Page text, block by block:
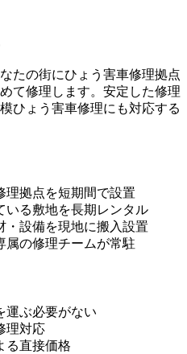
たの街にひょう害車修理拠点
て修理します。安定した修理
ひょう害車修理にも対応する
理拠点を短期間で設置
いる敷地を長期レンタル
・設備を現地に搬入設置
属の修理チームが常駐
運ぶ必要がない
理対応
る直接価格